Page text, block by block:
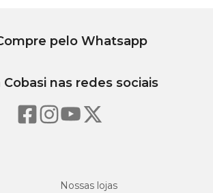
Nossas lojas
pelo Whatsapp
Cobasi nas redes sociais